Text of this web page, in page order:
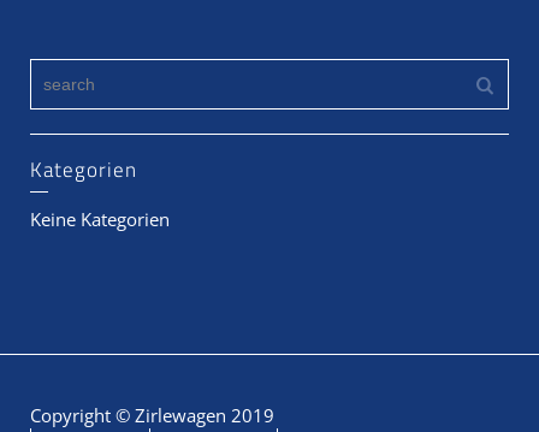
Kategorien
Keine Kategorien
Copyright © Zirlewagen 2019